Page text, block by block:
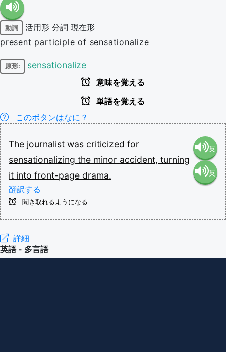
動詞 活用形 分詞 現在形
present participle of sensationalize
原形: sensationalize
意味を覚える
単語を覚える
このボタンはなに？
The journalist was criticized for
sensationalizing the minor accident, turning
it into front-page drama.
翻訳する
英
語（米
英
聞き取れるようになる
詳細
英語 - 多言語